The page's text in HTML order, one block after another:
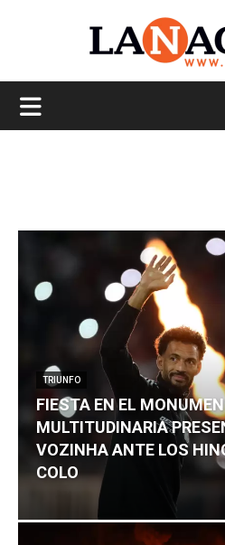
TRIUNFO
FIESTA EN EL
MULTITUDINARIA
VOZINHA ANTE LOS
COLO